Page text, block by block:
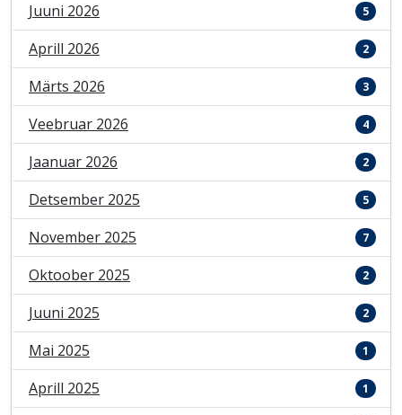
Juuni 2026
5
Aprill 2026 2
Märts 2026 3
Veebruar 2026 4
Jaanuar 2026 2
Detsember 2025 5
November 2025 7
Oktoober 2025 2
Juuni 2025 2
Mai 2025 1
Aprill 2025 1